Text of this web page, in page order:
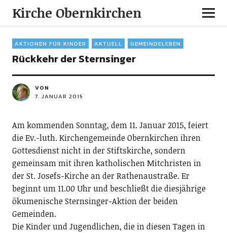
Kirche Obernkirchen
AKTIONEN FÜR KINDER AKTUELL GEMEINDELEBEN
Rückkehr der Sternsinger
VON
7. JANUAR 2015
Am kommenden Sonntag, dem 11. Januar 2015, feiert
die Ev.-luth. Kirchengemeinde Obernkirchen ihren
Gottesdienst nicht in der Stiftskirche, sondern
gemeinsam mit ihren katholischen Mitchristen in
der St. Josefs-Kirche an der Rathenaustraße. Er
beginnt um 11.00 Uhr und beschließt die diesjährige
ökumenische Sternsinger-Aktion der beiden
Gemeinden.
Die Kinder und Jugendlichen, die in diesen Tagen in